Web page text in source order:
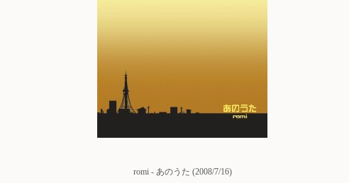
romi - あのうた (2008/7/16)